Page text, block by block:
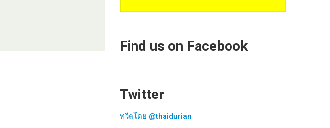
Find us on Facebook
Twitter
ทวีตโดย @thaidurian